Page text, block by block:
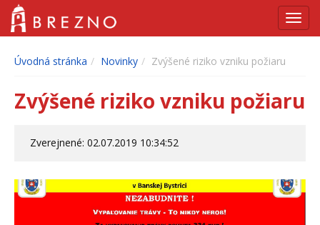
Úvodná stránka Novinky Zvýšené riziko vzniku požiaru
Zvýšené riziko vzniku požiaru
Zverejnené: 02.07.2019 10:34:52